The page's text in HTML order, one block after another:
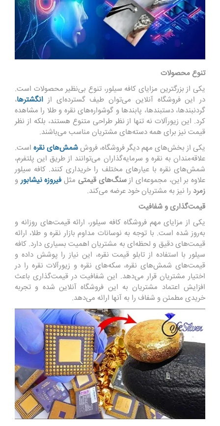
تنوع محصولات
یکی از بزرگترین مزایای کافه سیلور، تنوع بی‌نظیر محصولات است.
در این فروشگاه آنلاین می‌توان طیف گسترده‌ای از انگشترها،
گردنبندها، دستبندها، پابندها و گوشواره‌های نقره وطلا را مشاهده
کرد. این زیورآلات نه تنها از نظر طراحی متنوع هستند، بلکه از نظر
قیمت نیز برای همه دسته‌های مشتریان مناسب می‌باشند.
یکی از بخش‌های مهم دیگر فروشگاه، فروششمش‌های نقره است.
علاقه‌مندان به نقره و سرمایه‌گذاران می‌توانند از طریق این پلتفرم،
شمش‌های نقره با عیارهای مختلف را خریداری کنند. کافه سیلور
علاوه بر این، مجموعه‌ای ازسنگ‌های قیمتی مثل فیروزه نیشابور و
زمرد را نیز به مشتریان خود عرضه می‌کند.
قیمت‌گذاری و شفافیت
یکی از مزایای مهم فروشگاه کافه سیلور، ارائه قیمت‌های روزانه و
به‌روز شده است. با توجه به نوسانات مداوم بازار نقره و طلا، ارائه
قیمت‌های دقیق و لحظه‌ای به مشتریان اهمیت بسیاری دارد. کافه
سیلور با استفاده از تابلو قیمت نقره، این نیاز را پوشش داده و
قیمت‌های شمش‌های نقره، سکه‌های نقره و زیورآلات نقره را در
اختیار مشتریان قرار می‌دهد. این شفافیت در قیمت‌گذاری باعث
افزایش اعتماد مشتریان به این فروشگاه آنلاین شده و تجربه
خریدی مطمئن و شفاف را به آنها ارائه می‌دهد.